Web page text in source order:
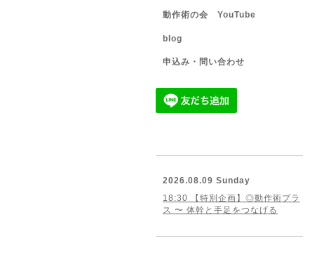
動作術の会 YouTube
blog
申込み・問い合わせ
2026.08.09 Sunday
18:30 【特別企画】◎動作術プラ
ス 〜 体幹と手足をつなげる